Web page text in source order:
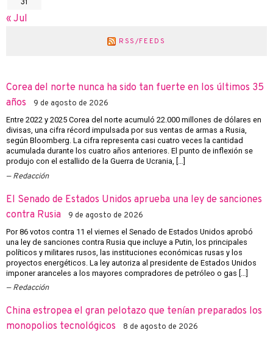
31
« Jul
RSS/FEEDS
Corea del norte nunca ha sido tan fuerte en los últimos 35
años
9 de agosto de 2026
Entre 2022 y 2025 Corea del norte acumuló 22.000 millones de dólares en
divisas, una cifra récord impulsada por sus ventas de armas a Rusia,
según Bloomberg. La cifra representa casi cuatro veces la cantidad
acumulada durante los cuatro años anteriores. El punto de inflexión se
produjo con el estallido de la Guerra de Ucrania, […]
Redacción
El Senado de Estados Unidos aprueba una ley de sanciones
contra Rusia
9 de agosto de 2026
Por 86 votos contra 11 el viernes el Senado de Estados Unidos aprobó
una ley de sanciones contra Rusia que incluye a Putin, los principales
políticos y militares rusos, las instituciones económicas rusas y los
proyectos energéticos. La ley autoriza al presidente de Estados Unidos
imponer aranceles a los mayores compradores de petróleo o gas […]
Redacción
China estropea el gran pelotazo que tenían preparados los
monopolios tecnológicos
8 de agosto de 2026